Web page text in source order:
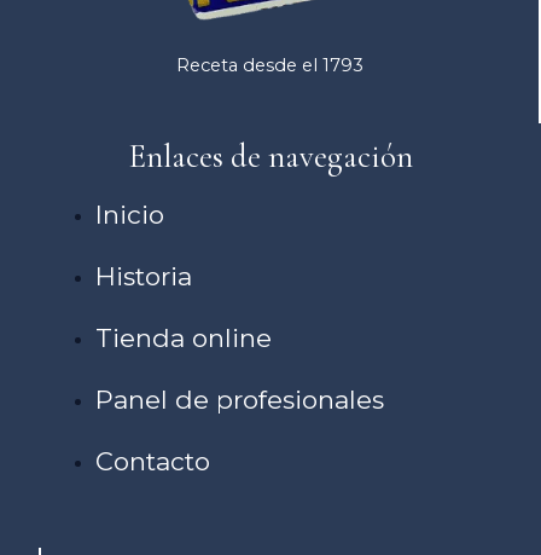
Receta desde el 1793
Enlaces de navegación
Inicio
Historia
Tienda online
Panel de profesionales
Contacto